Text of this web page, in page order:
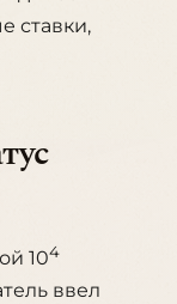
ставки,
104
ввел